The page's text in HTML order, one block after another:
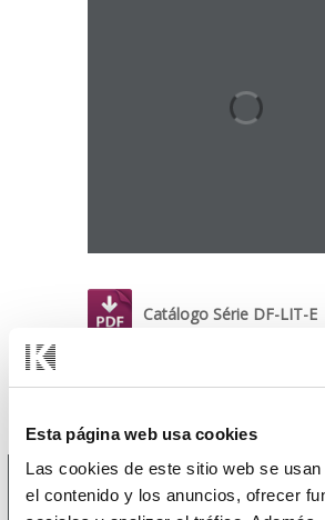
Esta página web usa cookies
Las cookies de este sitio web se
el contenido y los anuncios, ofrecer
Catálogo Série DF-LIT-E
Manual de Seleção Técnica
1 / 1